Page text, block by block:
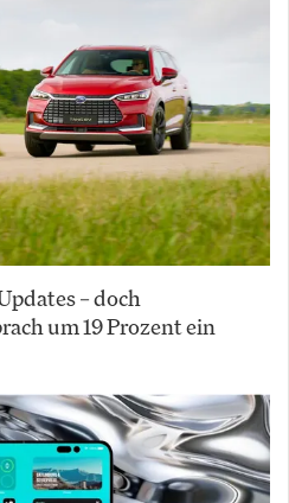
– doch
um 19 Prozent ein